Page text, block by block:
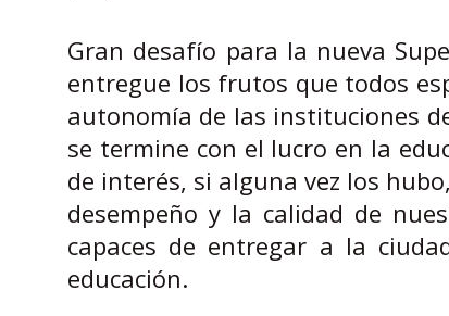
Gran desafío para la nueva
entregue los frutos que todos
autonomía de las instituciones
se termine con el lucro en la
de interés, si alguna vez los
desempeño y la calidad de
capaces de entregar a la
educación.